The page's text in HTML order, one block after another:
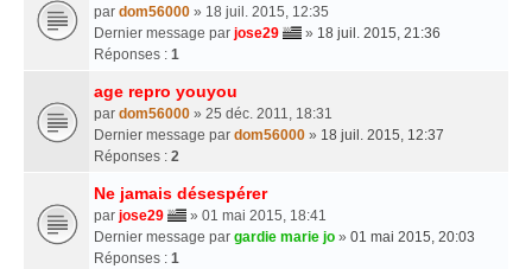
par dom56000 » 18 juil. 2015, 12:35
Dernier message par jose29 » 18 juil. 2015, 21:36
Réponses : 1
age repro youyou
par dom56000 » 25 déc. 2011, 18:31
Dernier message par dom56000 » 18 juil. 2015, 12:37
Réponses : 2
Ne jamais désespérer
par jose29
» 01 mai 2015, 18:41
Dernier message par gardie marie jo » 01 mai 2015, 20:03
Réponses : 1